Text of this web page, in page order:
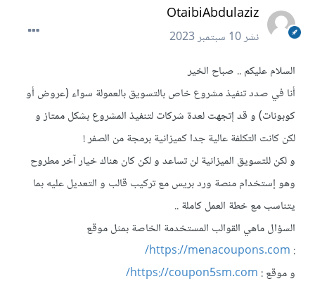
OtaibiAbdulaziz
نشر10 سبتمبر 2023
السلام عليكم .. صباح الخير
أنا في صدد تنفيذ مشروع خاص بالتسويق بالعمولة سواء (عروض أو
كوبونات) و قد إتجهت لعدة شركات لتنفيذ المشروع بشكل ممتاز و
لكن كانت التكلفة عالية جدا كميزانية برمجة من الصفر !
و لكن للتسويق الميزانية لن تساعد و لكن كان هناك خيار آخر مطروح
وهو إستخدام منصة ورد بريس مع تركيب قالب و التعديل عليه بما
يتناسب مع خطة العمل كاملة ..
السؤال ماهي القوالب المستخدمة الخاصة بمثل موقع
:
https://menacoupons.com/
و موقع : https://coupon5sm.com/